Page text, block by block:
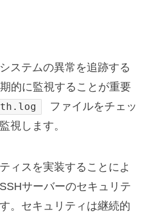
ステムの異常を追跡する
的に監視することが重要
ファイルをチェッ
視します。
ィスを実装することによ
サーバーのセキュリテ
。セキュリティは継続的